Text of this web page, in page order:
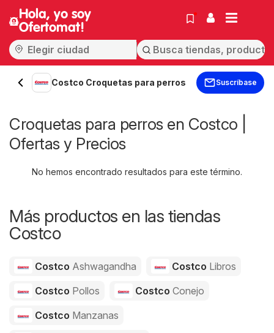
Hola, yo soy
Ofertomat!
Costco Croquetas para perros Suscríbase
Croquetas para perros en Costco |
Ofertas y Precios
No hemos encontrado resultados para este término.
Más productos en las tiendas
Costco
Costco Ashwagandha Costco Libros
Costco Pollos Costco Conejo
Costco Manzanas